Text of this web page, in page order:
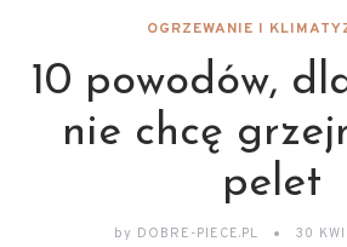
OGRZEWANIE I
10 powodów,
nie chcę
pelet
by DOBRE-PIECE.PL 30